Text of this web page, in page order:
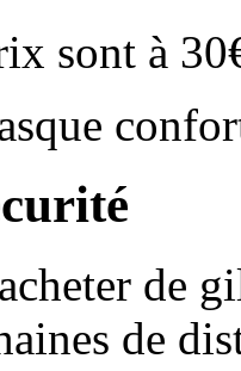
sont à
de
de